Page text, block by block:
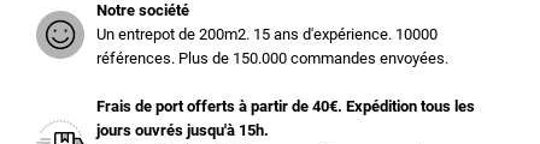
Notre société
Un entrepot de 200m2. 15 ans d'expérience. 10000
références. Plus de 150.000 commandes envoyées.
Frais de port offerts à partir de 40€. Expédition tous les
jours ouvrés jusqu'à 15h.